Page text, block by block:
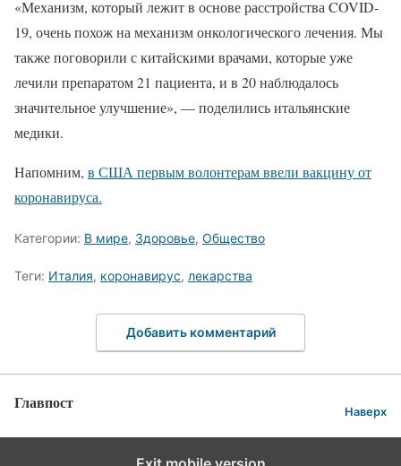
«Механизм, который лежит в основе расстройства COVID-
19, очень похож на механизм онкологического лечения. Мы
также поговорили с китайскими врачами, которые уже
лечили препаратом 21 пациента, и в 20 наблюдалось
значительное улучшение», — поделились итальянские
медики.
Напомним, в США первым волонтерам ввели вакцину от
коронавируса.
Категории: В мире, Здоровье, Общество
Теги: Италия, коронавирус, лекарства
Добавить комментарий
Главпост Наверх